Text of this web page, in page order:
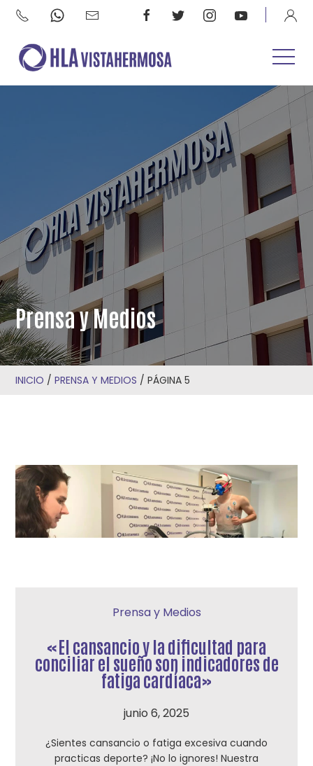
Prensa y Medios
INICIO /PRENSA Y MEDIOS /PÁGINA 5
Prensa y Medios
«El cansancio y la dificultad para
conciliar el sueño son indicadores de
fatiga cardíaca»
junio 6, 2025
¿Sientes cansancio o fatiga excesiva cuando
practicas deporte? ¡No lo ignores! Nuestra